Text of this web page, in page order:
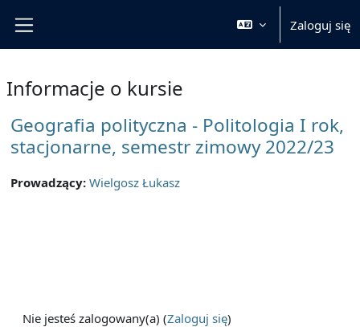
Zaloguj się
Informacje o kursie
Geografia polityczna - Politologia I rok,
stacjonarne, semestr zimowy 2022/23
Prowadzący: Wielgosz Łukasz
Nie jesteś zalogowany(a) (Zaloguj się)